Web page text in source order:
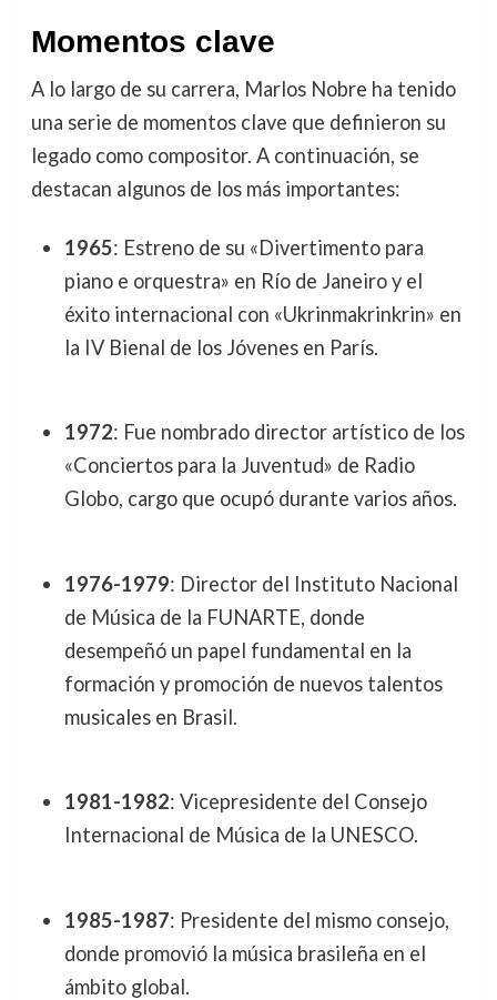
Momentos clave
A lo largo de su carrera, Marlos Nobre ha tenido
una serie de momentos clave que definieron su
legado como compositor. A continuación, se
destacan algunos de los más importantes:
1965: Estreno de su «Divertimento para
piano e orquestra» en Río de Janeiro y el
éxito internacional con «Ukrinmakrinkrin» en
la IV Bienal de los Jóvenes en París.
1972: Fue nombrado director artístico de los
«Conciertos para la Juventud» de Radio
Globo, cargo que ocupó durante varios años.
1976-1979: Director del Instituto Nacional
de Música de la FUNARTE, donde
desempeñó un papel fundamental en la
formación y promoción de nuevos talentos
musicales en Brasil.
1981-1982: Vicepresidente del Consejo
Internacional de Música de la UNESCO.
1985-1987: Presidente del mismo consejo,
donde promovió la música brasileña en el
ámbito global.